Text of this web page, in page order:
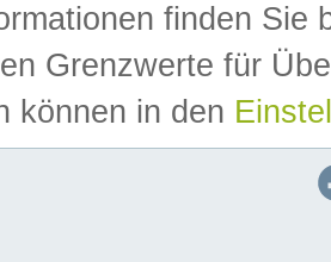
finden Sie
Grenzwerte für
können in den